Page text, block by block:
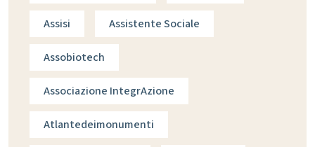
Assisi Assistente Sociale
Assobiotech
Associazione IntegrAzione
Atlantedeimonumenti